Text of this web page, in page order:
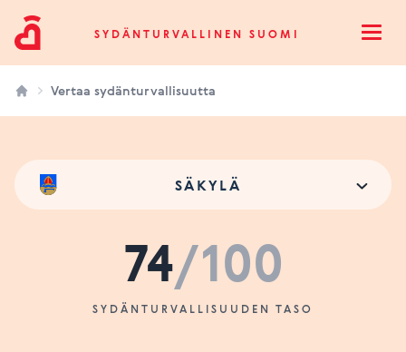
Sydänturvallinen SuomiSYDÄNTURVALLINEN SUOMI
Vertaa sydänturvallisuutta
SÄKYLÄ
74/100
SYDÄNTURVALLISUUDEN TASO